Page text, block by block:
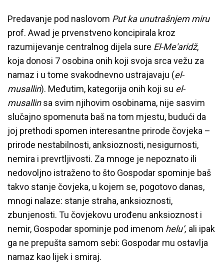
Predavanje pod naslovom Put ka unutrašnjem miru
prof. Awad je prvenstveno koncipirala kroz
razumijevanje centralnog dijela sure El-Me'aridž,
koja donosi 7 osobina onih koji svoja srca vežu za
namaz i u tome svakodnevno ustrajavaju (el-
musallin). Međutim, kategorija onih koji su el-
musallinsa svim njihovim osobinama, nije sasvim
slučajno spomenuta baš na tom mjestu, budući da
joj prethodi spomen interesantne prirode čovjeka –
prirode nestabilnosti, anksioznosti, nesigurnosti,
nemira i prevrtljivosti. Za mnoge je nepoznato ili
nedovoljno istraženo to što Gospodar spominje baš
takvo stanje čovjeka, u kojem se, pogotovo danas,
mnogi nalaze: stanje straha, anksioznosti,
zbunjenosti. Tu čovjekovu urođenu anksioznost i
nemir, Gospodar spominje pod imenom helu’, ali ipak
ga ne prepušta samom sebi: Gospodar mu ostavlja
namaz kao lijek i smiraj.